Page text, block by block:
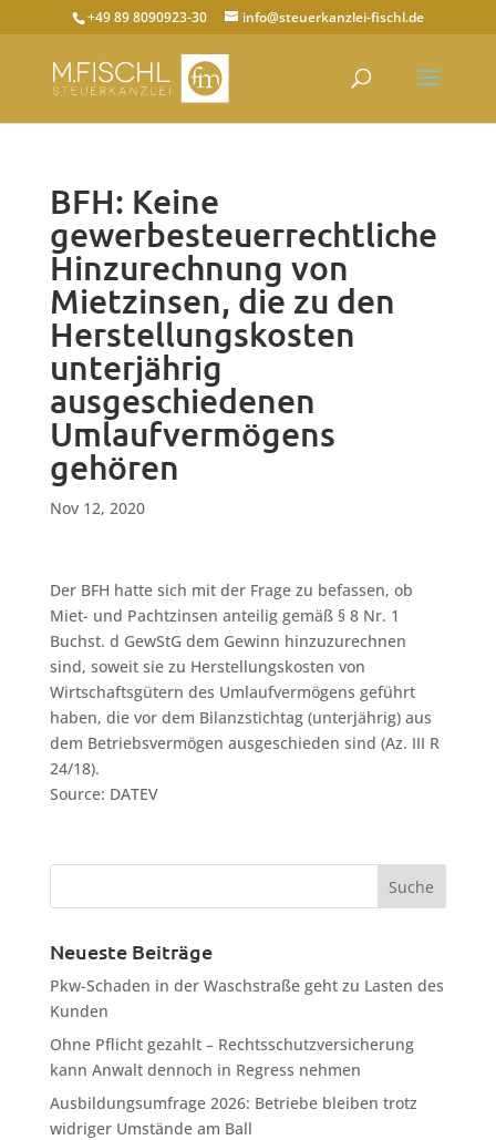
+49 89 8090923-30 info@steuerkanzlei-fischl.de
BFH: Keine
gewerbesteuerrechtliche
Hinzurechnung von
Mietzinsen, die zu den
Herstellungskosten
unterjährig
ausgeschiedenen
Umlaufvermögens
gehören
Nov 12, 2020
Der BFH hatte sich mit der Frage zu befassen, ob
Miet- und Pachtzinsen anteilig gemäß § 8 Nr. 1
Buchst. d GewStG dem Gewinn hinzuzurechnen
sind, soweit sie zu Herstellungskosten von
Wirtschaftsgütern des Umlaufvermögens geführt
haben, die vor dem Bilanzstichtag (unterjährig) aus
dem Betriebsvermögen ausgeschieden sind (Az. III R
24/18).
Source: DATEV
Neueste Beiträge
Pkw-Schaden in der Waschstraße geht zu Lasten des
Kunden
Ohne Pflicht gezahlt – Rechtsschutzversicherung
kann Anwalt dennoch in Regress nehmen
Ausbildungsumfrage 2026: Betriebe bleiben trotz
widriger Umstände am Ball